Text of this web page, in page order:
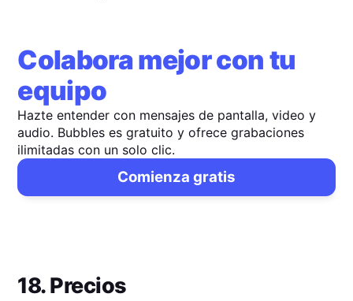
Colabora mejor con tu
equipo
Hazte entender con mensajes de pantalla, video y
audio. Bubbles es gratuito y ofrece grabaciones
ilimitadas con un solo clic.
Comienza gratis
18. Precios